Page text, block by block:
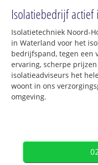
Isolatiebedrijf
Isolatietechniek Noord-
in Waterland voor het
bedrijfspand, tegen een
ervaring, scherpe
isolatieadviseurs het
woont in ons
omgeving.